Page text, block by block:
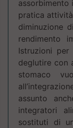
assorbimento
pratica
diminuzione
rendimento
Istruzioni
deglutire con
stomaco
assunto
integratori
sostituti di